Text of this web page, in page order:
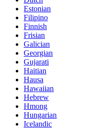
Estonian
Filipino
Finnish
Frisian
Galician
Georgian
Gujarati
Haitian
Hausa
Hawaiian
Hebrew
Hmong
Hungarian
Icelandic